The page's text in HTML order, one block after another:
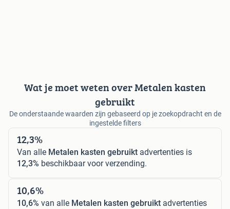
Wat je moet weten over Metalen kasten
gebruikt
De onderstaande waarden zijn gebaseerd op je zoekopdracht en de
ingestelde filters
12,3%
Van alle Metalen kasten gebruikt advertenties is
12,3% beschikbaar voor verzending.
10,6%
10,6% van alle Metalen kasten gebruikt advertenties